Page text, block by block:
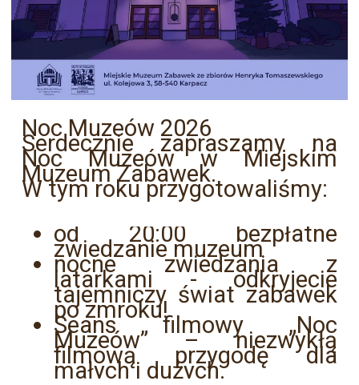
Noc Muzeów 2026
Serdecznie zapraszamy na
Noc Muzeów w Miejskim
Muzeum Zabawek.
W tym roku przygotowaliśmy:
od 20:00 bezpłatne
zwiedzanie muzeum
nocne zwiedzania z
latarkami - odkryjecie
tajemniczy świat zabawek
po zmroku!
Seans filmowy „Noc
Muzeów” – niezwykłą
filmową przygodę dla
małych i dużych.